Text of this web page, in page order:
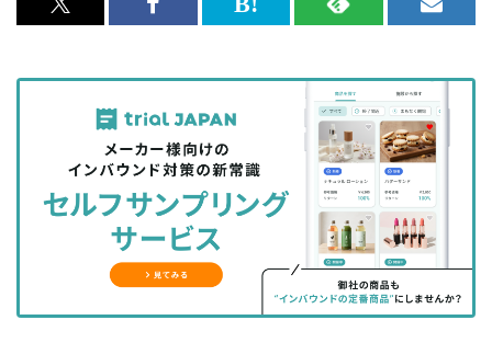
x<br>
記
を
シ
ェ
る
Facebook<br>
記
事
を
シ
ェ
ア
す
る
は
な
ッ
ク
マ
に
RSS
記
事
を
購
読
す
る
メ
マ
ガ
登
録
す
る